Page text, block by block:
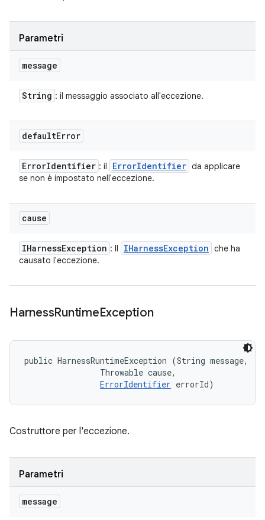
Parametri
message
String : il messaggio associato all'eccezione.
defaultError
ErrorIdentifier : il ErrorIdentifier da applicare
se non è impostato nell'eccezione.
cause
IHarnessException : Il IHarnessException che ha
causato l'eccezione.
HarnessRuntimeException
public HarnessRuntimeException (String message,
                Throwable cause,
ErrorIdentifier errorId)
Costruttore per l'eccezione.
Parametri
message